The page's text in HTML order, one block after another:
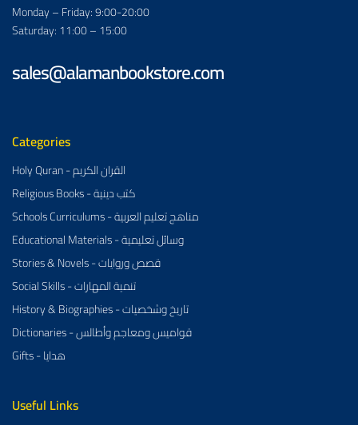
Monday – Friday: 9:00-20:00
Saturday: 11:00 – 15:00
sales@alamanbookstore.com
Categories
Holy Quran - القران الكريم
Religious Books - كتب دينية
Schools Curriculums - مناهج تعليم العربية
Educational Materials - وسائل تعليمية
Stories & Novels - قصص وروايات
Social Skills - تنمية المهارات
History & Biographies - تاريخ وشخصيات
Dictionaries - قواميس ومعاجم وأطالس
Gifts - هدايا
Useful Links